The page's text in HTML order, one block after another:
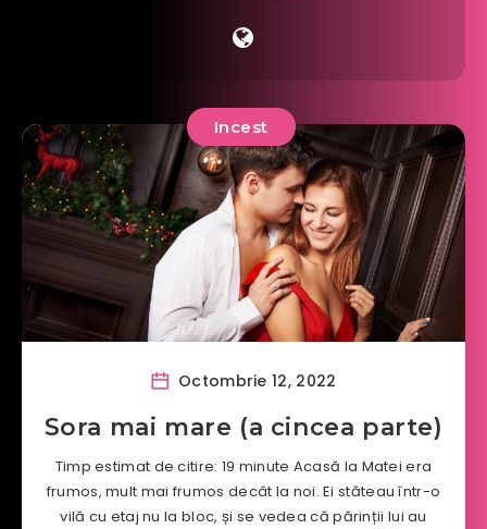
Incest
Octombrie 12, 2022
Sora mai mare (a cincea parte)
Timp estimat de citire: 19 minute Acasă la Matei era
frumos, mult mai frumos decât la noi. Ei stăteau într-o
vilă cu etaj nu la bloc, și se vedea că părinții lui au